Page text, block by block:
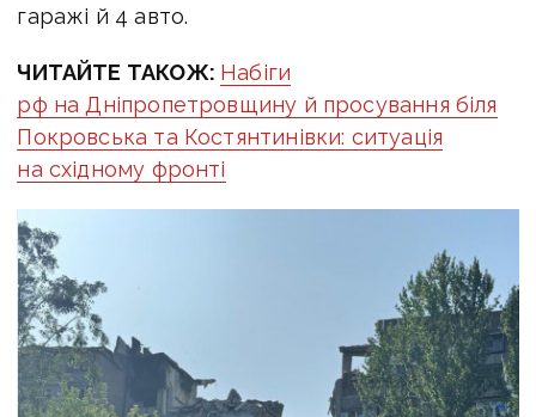
гаражі й 4 авто.
ЧИТАЙТЕ ТАКОЖ: Набіги
рф на Дніпропетровщину й просування біля
Покровська та Костянтинівки: ситуація
на східному фронті